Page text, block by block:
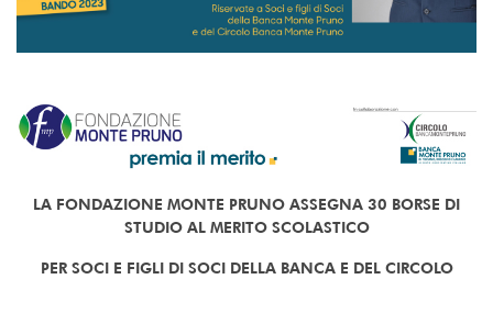
LA FONDAZIONE MONTE PRUNO ASSEGNA 30 BORSE DI
STUDIO AL MERITO SCOLASTICO
PER SOCI E FIGLI DI SOCI DELLA BANCA E DEL CIRCOLO